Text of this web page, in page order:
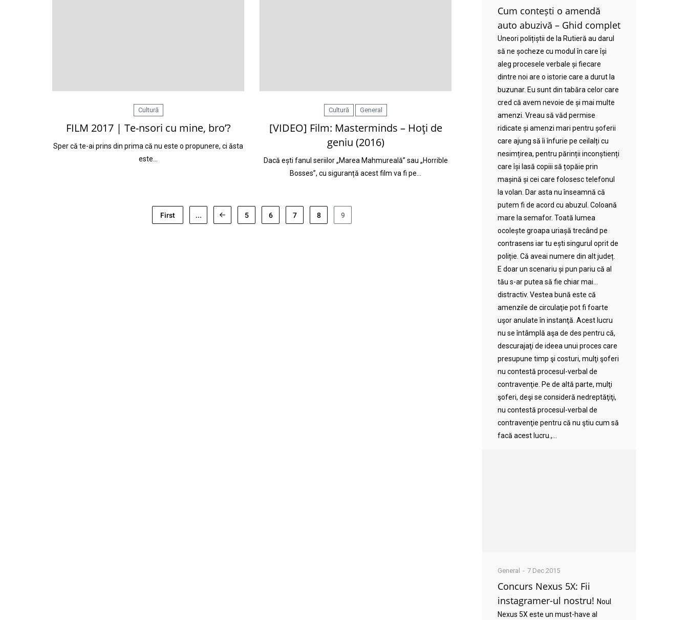
Cultură
FILM 2017 | Te-nsori cu mine, bro’?
Sper că te-ai prins din prima că nu este o propunere, ci ăsta
este…
Cultură General
[VIDEO] Film: Masterminds – Hoţi de
geniu (2016)
Dacă ești fanul seriilor „Marea Mahmureală” sau „Horrible
Bosses”, cu siguranță acest film va fi pe…
First ... 5 6 7 8 9
Cum contești o amendă
auto abuzivă – Ghid complet
Uneori polițiștii de la Rutieră au darul
să ne șocheze cu modul în care își
aleg procesele verbale și fiecare
dintre noi are o istorie care a durut la
buzunar. Eu sunt din tabăra celor care
cred că avem nevoie de și mai multe
amenzi. Vreau să văd permise
ridicate și amenzi mari pentru șoferii
care ajung să îi înfurie pe ceilalți cu
nesimțirea, pentru părinții inconștienți
care își lasă copiii să țopăie prin
mașină și cei care folosesc telefonul
la volan. Dar asta nu înseamnă că
putem fi de acord cu abuzul. Coloană
mare la semafor. Toată lumea
ocolește groapa uriașă trecând pe
contrasens iar tu ești singurul oprit de
poliție. Că aveai numere din alt județ.
E doar un scenariu și pun pariu că al
tău s-ar putea să fie chiar mai…
distractiv. Vestea bună este că
amenzile de circulaţie pot fi foarte
uşor anulate în instanţă. Acest lucru
nu se întâmplă aşa de des pentru că,
descurajaţi de ideea unui proces care
presupune timp şi costuri, mulţi şoferi
nu contestă procesul-verbal de
contravenţie. Pe de altă parte, mulţi
şoferi, deşi se consideră nedreptăţiţi,
nu contestă procesul-verbal de
contravenţie pentru că nu ştiu cum să
facă acest lucru.,...
General 7 Dec 2015
Concurs Nexus 5X: Fii
instagramer-ul nostru! Noul
Nexus 5X este un must-have al